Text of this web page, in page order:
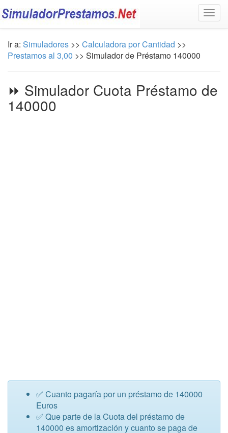
Ir a: Simuladores >> Calculadora por Cantidad >>
Prestamos al 3,00 >> Simulador de Préstamo 140000
⏩ Simulador Cuota Préstamo de
140000
✅ Cuanto pagaría por un préstamo de 140000
Euros
✅ Que parte de la Cuota del préstamo de
140000 es amortización y cuanto se paga de